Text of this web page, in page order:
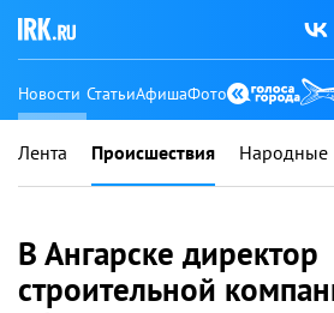
Новости СтатьиАфишаФото
Лента Происшествия Народные
В Ангарске директор
строительной